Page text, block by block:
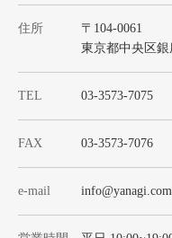
住所
〒104-0061
東京都中央区
TEL 03-3573-7075
FAX 03-3573-7076
e-mail info@yanagi.com